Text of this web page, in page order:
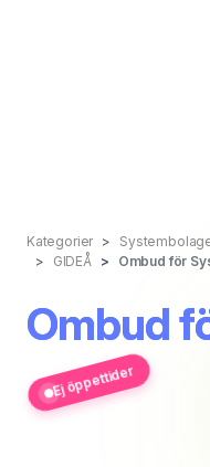
Kategorier
GIDEÅ
Ombud för
Ombud
Ej öppettider